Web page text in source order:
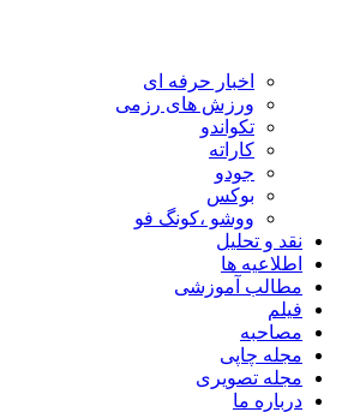
اخبار حرفه ای
ورزش های رزمی
تکواندو
کاراته
جودو
بوکس
ووشو ،کونگ فو
نقد و تحلیل
اطلاعیه ها
مطالب آموزشی
فیلم
مصاحبه
مجله چاپی
مجله تصویری
درباره ما